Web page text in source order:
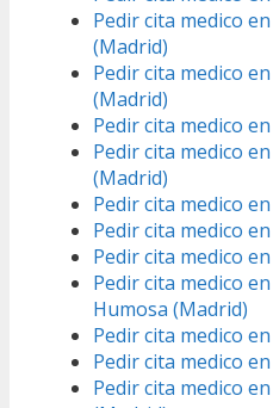
Pedir cita medico
(Madrid)
Pedir cita medico
(Madrid)
Pedir cita medico
Pedir cita medico
(Madrid)
Pedir cita medico
Pedir cita medico
Pedir cita medico
Pedir cita medico
Humosa (Madrid)
Pedir cita medico
Pedir cita medico
Pedir cita medico